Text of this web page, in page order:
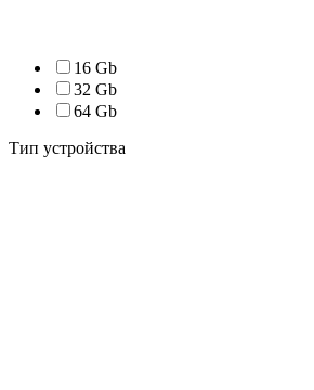
16 Gb
32 Gb
64 Gb
Тип устройства